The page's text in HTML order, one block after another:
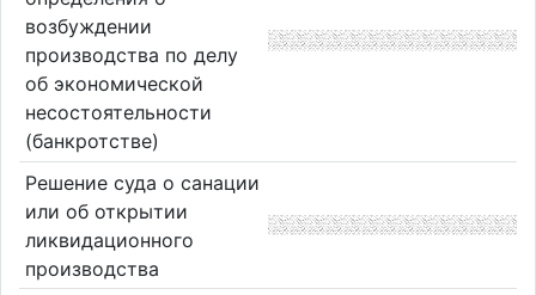
возбуждении
производства по делу
об экономической
несостоятельности
(банкротстве)
Решение суда о санации
или об открытии
ликвидационного
производства